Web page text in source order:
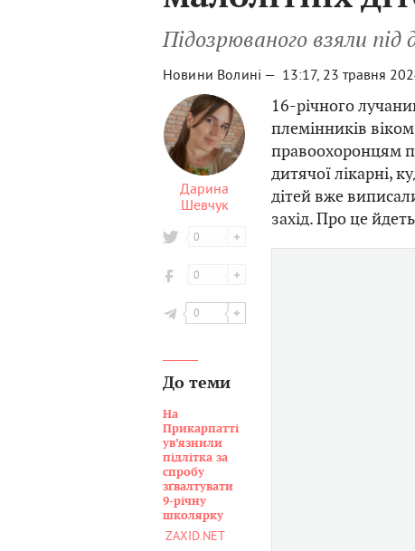
Підозрюваного взяли
Новини Волині — 13:17, 23 травня
Дарина
Шевчук
0
0
0
До теми
На
Прикарпатті
ув’язнили
підлітка за
спробу
зґвалтувати
9-річну
школярку
ZAXID.NET
16-річного
племінників
правоохоронцям
дитячої лікарні,
дітей вже
захід. Про це